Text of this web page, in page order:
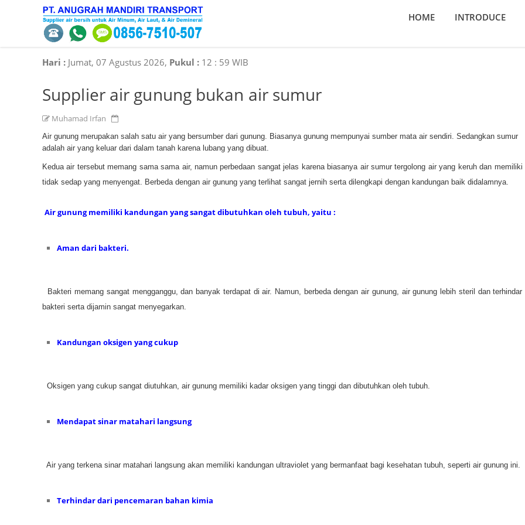
HOME INTRODUCE
Hari : Jumat, 07 Agustus 2026, Pukul : 12 : 59 WIB
Supplier air gunung bukan air sumur
Muhamad Irfan
Air gunung merupakan salah satu air yang bersumber dari gunung. Biasanya gunung mempunyai sumber mata air sendiri. Sedangkan sumur
adalah air yang keluar dari dalam tanah karena lubang yang dibuat.
Kedua air tersebut memang sama sama air, namun perbedaan sangat jelas karena biasanya air sumur tergolong air yang keruh dan memiliki
tidak sedap yang menyengat. Berbeda dengan air gunung yang terlihat sangat jernih serta dilengkapi dengan kandungan baik didalamnya.
Air gunung memiliki kandungan yang sangat dibutuhkan oleh tubuh, yaitu :
Aman dari bakteri.
Bakteri memang sangat mengganggu, dan banyak terdapat di air. Namun, berbeda dengan air gunung, air gunung lebih steril dan terhindar
bakteri serta dijamin sangat menyegarkan.
Kandungan oksigen yang cukup
Oksigen yang cukup sangat diutuhkan, air gunung memiliki kadar oksigen yang tinggi dan dibutuhkan oleh tubuh.
Mendapat sinar matahari langsung
Air yang terkena sinar matahari langsung akan memiliki kandungan ultraviolet yang bermanfaat bagi kesehatan tubuh, seperti air gunung ini.
Terhindar dari pencemaran bahan kimia